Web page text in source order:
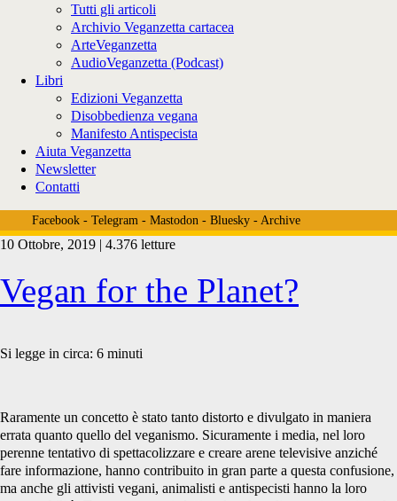
Tutti gli articoli
Archivio Veganzetta cartacea
ArteVeganzetta
AudioVeganzetta (Podcast)
Libri
Edizioni Veganzetta
Disobbedienza vegana
Manifesto Antispecista
Aiuta Veganzetta
Newsletter
Contatti
Facebook- Telegram- Mastodon- Bluesky- Archive
Tag:
<span>incidi
foresta
amazzonica</span>
10 Ottobre, 2019 | 4.376 letture
Vegan for the Planet?
Si legge in circa: 6 minuti
Raramente un concetto è stato tanto distorto e divulgato in maniera
errata quanto quello del veganismo. Sicuramente i media, nel loro
perenne tentativo di spettacolizzare e creare arene televisive anziché
fare informazione, hanno contribuito in gran parte a questa confusione,
ma anche gli attivisti vegani, animalisti e antispecisti hanno la loro